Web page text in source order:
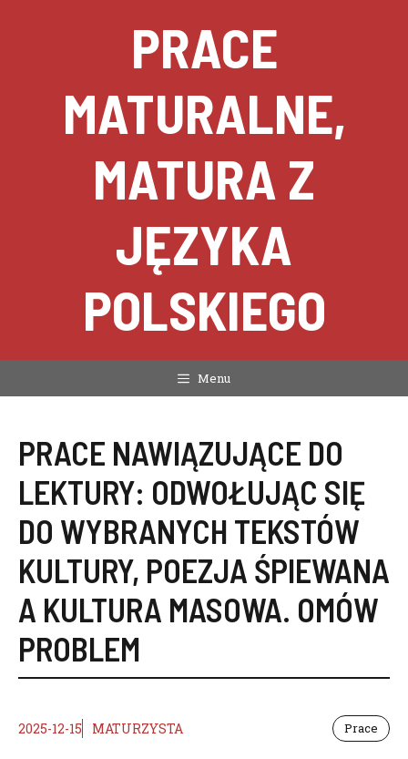
PRACE
MATURALNE,
MATURA Z
JĘZYKA
POLSKIEGO
Menu
PRACE NAWIĄZUJĄCE DO
LEKTURY: ODWOŁUJĄC SIĘ
DO WYBRANYCH TEKSTÓW
KULTURY, POEZJA ŚPIEWANA
A KULTURA MASOWA. OMÓW
PROBLEM
2025-12-15 MATURZYSTA Prace